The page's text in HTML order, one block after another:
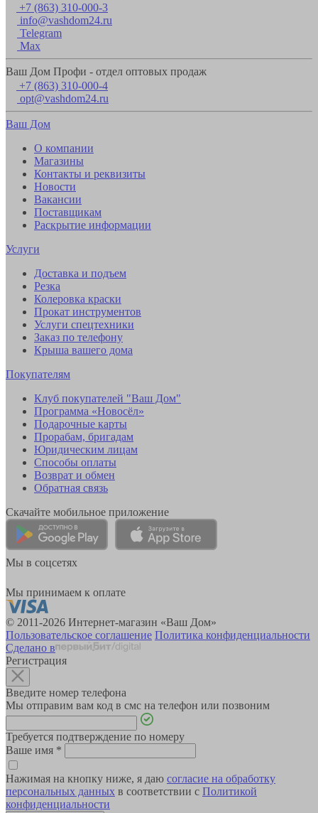
+7 (863) 310-000-3
info@vashdom24.ru
Telegram
Max
Ваш Дом Профи - отдел оптовых продаж
+7 (863) 310-000-4
opt@vashdom24.ru
Ваш Дом
О компании
Магазины
Контакты и реквизиты
Новости
Вакансии
Поставщикам
Раскрытие информации
Услуги
Доставка и подъем
Резка
Колеровка краски
Прокат инструментов
Услуги спецтехники
Заказ по телефону
Крыша вашего дома
Покупателям
Клуб покупателей "Ваш Дом"
Программа «Новосёл»
Подарочные карты
Прорабам, бригадам
Юридическим лицам
Способы оплаты
Возврат и обмен
Обратная связь
Скачайте мобильное приложение
Мы в соцсетях
Мы принимаем к оплате
© 2011-2026 Интернет-магазин «Ваш Дом»
Пользовательское соглашение Политика конфиденциальности
Сделано в
Регистрация
Введите номер телефона
Мы отправим вам код в смс на телефон или позвоним
Требуется подтверждение по номеру
Ваше имя *
Нажимая на кнопку ниже, я даю согласие на обработку
персональных данных в соответствии с Политикой
конфиденциальности